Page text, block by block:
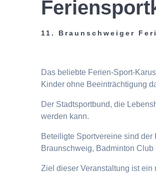
11. Braunschweiger
Das beliebte Ferien-Sport-
Kinder ohne Beeinträchtigung
Der Stadtsportbund, die
werden kann.
Beteiligte Sportvereine sind
Braunschweig, Badminton
Ziel dieser Veranstaltung ist